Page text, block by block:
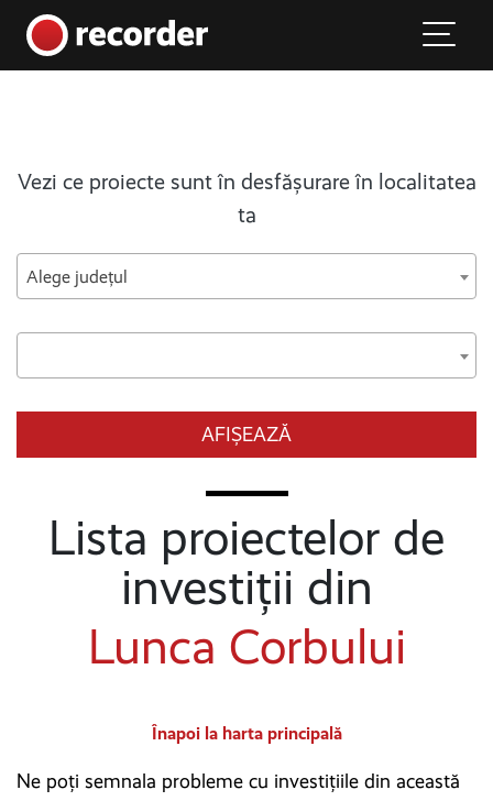
Main Navigation
Vezi ce proiecte sunt în desfășurare în localitatea
ta
Alege județul
AFIȘEAZĂ
Lista proiectelor de
investiții din
Lunca Corbului
Înapoi la harta principală
Ne poți semnala probleme cu investițiile din această